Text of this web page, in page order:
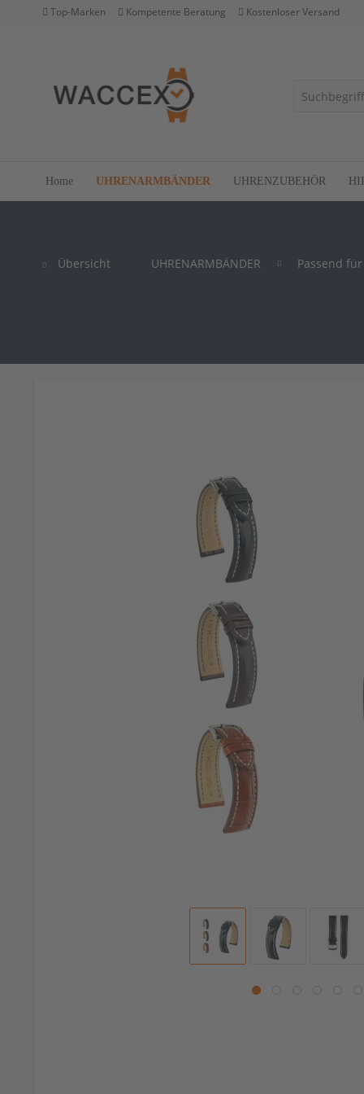
Top-Marken Kompetente Beratung Kostenloser Versand
Home UHRENARMBÄNDER UHRENZUBEHÖR
Übersicht UHRENARMBÄNDER Passend für